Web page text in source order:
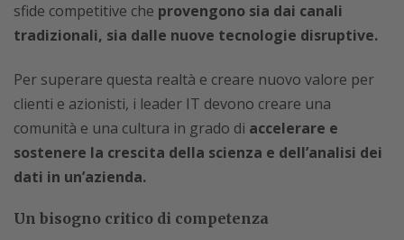
sfide competitive che provengono sia dai canali
tradizionali, sia dalle nuove tecnologie disruptive.
Per superare questa realtà e creare nuovo valore per
clienti e azionisti, i leader IT devono creare una
comunità e una cultura in grado di accelerare e
sostenere la crescita della scienza e dell’analisi dei
dati in un’azienda.
Un bisogno critico di competenza